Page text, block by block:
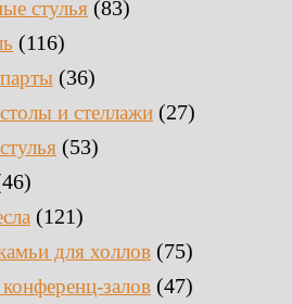
стулья (83)
(116)
(36)
и стеллажи (27)
(53)
(121)
для холлов (75)
залов (47)